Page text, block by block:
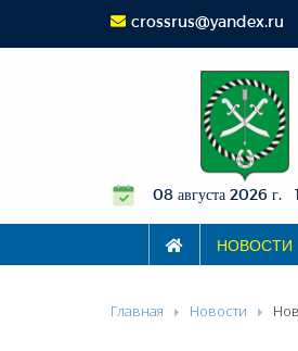
crossrus@yandex.ru
08 августа 2026 г.
НОВОСТИ
Главная Новости